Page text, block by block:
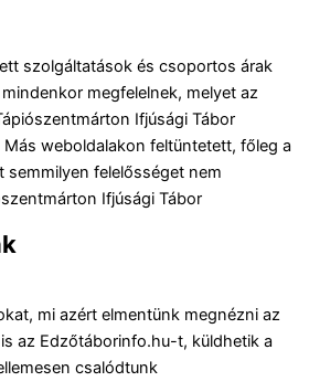
szolgáltatások és csoportos árak
megfelelnek, melyet az
Ifjúsági Tábor
weboldalakon feltüntetett, főleg a
semmilyen felelősséget nem
Ifjúsági Tábor
mi azért elmentünk megnézni az
az Edzőtáborinfo.hu-t, küldhetik a
csalódtunk